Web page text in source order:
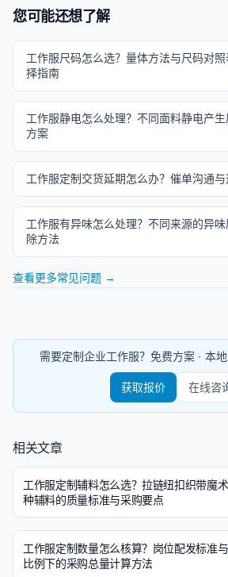
您可能还想了解
工作服尺码怎么选？量体方法与尺码对
择指南
工作服静电怎么处理？不同面料静电产
方案
工作服定制交货延期怎么办？催单沟通
工作服有异味怎么处理？不同来源的异
除方法
查看更多常见问题 →
需要定制企业工作服？免费方案 · 本
获取报价 在线咨
相关文章
工作服定制辅料怎么选？拉链纽扣织带魔
种辅料的质量标准与采购要点
工作服定制数量怎么核算？岗位配发标准
比例下的采购总量计算方法